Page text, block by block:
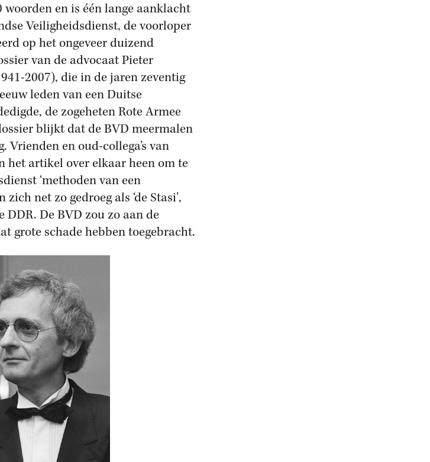
en is één lange aanklacht
Veiligheidsdienst, de voorloper
op het ongeveer duizend
van de advocaat Pieter
2007), die in de jaren zeventig
leden van een Duitse
de zogeheten Rote Armee
blijkt dat de BVD meermalen
en oud-collega’s van
het artikel over elkaar heen om te
‘methoden van een
net zo gedroeg als ‘de Stasi’,
DDR. De BVD zou zo aan de
grote schade hebben toegebracht.